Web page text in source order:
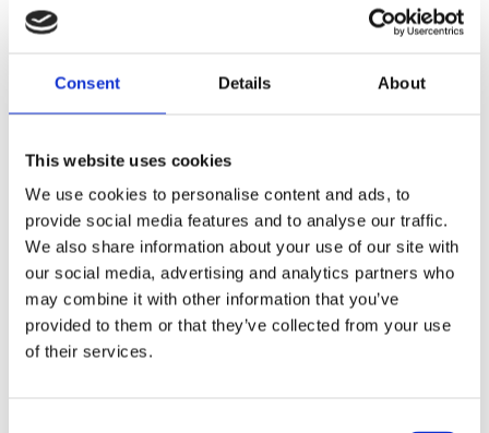
Consent Details About
This website uses cookies
We use cookies to personalise content and ads, to
provide social media features and to analyse our traffic.
We also share information about your use of our site with
our social media, advertising and analytics partners who
may combine it with other information that you’ve
provided to them or that they’ve collected from your use
of their services.
Talspole storlek
Känslighet
CMS
MMS 80,121g
SD 0,019m/2
Monteringshål 181mm